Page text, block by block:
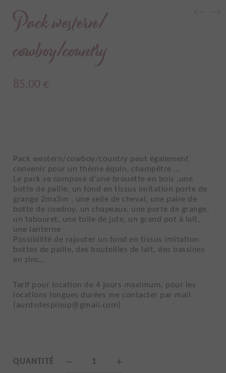
Pack western/
cowboy/country
85.00 €
Pack western/cowboy/country peut également
convenir pour un thème équin, champêtre …
Le pack se compose d’une brouette en bois ,une
botte de paille, un fond en tissus imitation porte de
grange 2mx3m , une selle de cheval, une paire de
botte de cowboy, un chapeaux, une porte de grange,
un tabouret, une toile de jute, un grand pot à lait,
une lanterne
Possibilité de rajouter un fond en tissus imitation
bottes de paille, des bouteilles de lait, des bassines
en zinc…
Tarif pour location de 4 jours maximum, pour les
locations longues durées me contacter par mail
(aurdvdespinup@gmail.com)
QUANTITÉ
Pack